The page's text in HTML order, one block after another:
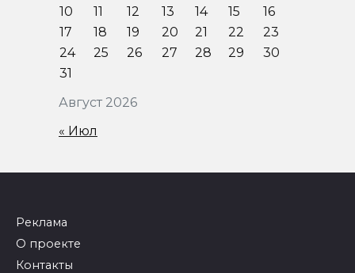
Август 2026
10
11 12 13 14 15
16
17
18 19 20 21 22
23
24
25 26 27 28 29
30
31
« Июл
Реклама
О проекте
Контакты